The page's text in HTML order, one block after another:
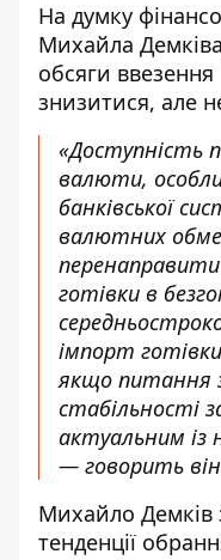
На думку
Михайла
обсяги
знизитися, але
«Доступність
валюти,
банківської
валютних
готівки в
імпорт
якщо питання
стабільності
актуальним із
— говорить
Михайло Демків
тенденції